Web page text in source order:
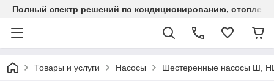
Полный спектр решений по кондиционированию,
Товары и услуги Насосы Шестеренные насосы